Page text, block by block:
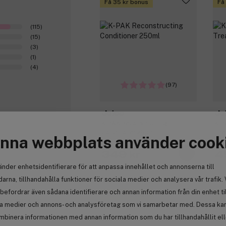
webbplats använder
enhetsidentifierare för att anpassa innehållet och annonserna till
tillhandahålla funktioner för sociala medier och analysera vår trafik.
även sådana identifierare och annan information från din enhet
medier och annons- och analysföretag som vi samarbetar med. Dessa
informationen med annan information som du har tillhandahållit
Få 35 kr bonus
(97)
Joico
Få 24 kr bonus Få
(115)
(15)
(3)
(1)
(4)
0
kløe i